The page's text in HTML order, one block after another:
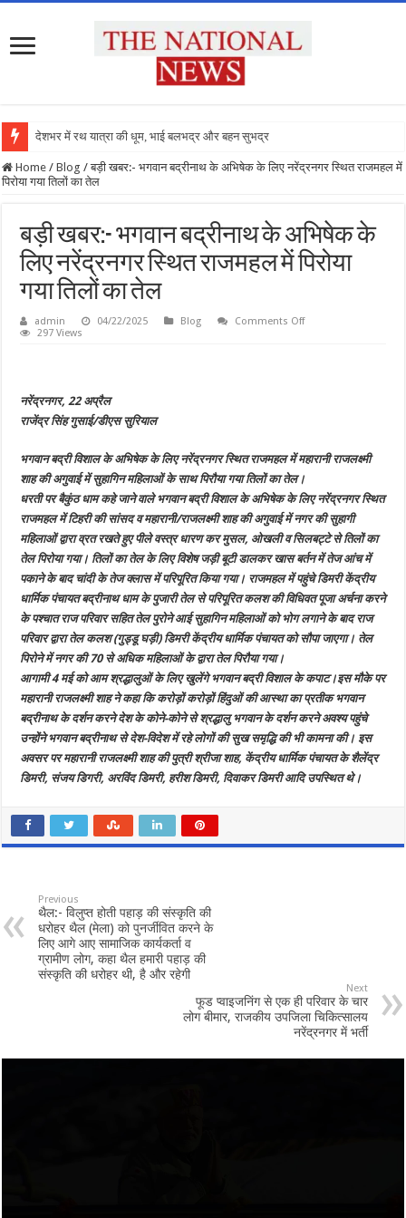
देशभर में रथ यात्रा की धूम, भाई बलभद्र और बहन सुभद्रा के
Home / Blog / बड़ी खबर:- भगवान बद्रीनाथ के अभिषेक के लिए नरेंद्रनगर स्थित राजमहल में
पिरोया गया तिलों का तेल
बड़ी खबर:- भगवान बद्रीनाथ के अभिषेक के
लिए नरेंद्रनगर स्थित राजमहल में पिरोया
गया तिलों का तेल
admin 04/22/2025 Blog Comments Offon
राजमहल
में
पिरोया
तिलों
का
तेल
297 Views
नरेंद्रनगर, 22 अप्रैल
राजेंद्र सिंह गुसाई/डीएस सुरियाल
भगवान बद्री विशाल के अभिषेक के लिए नरेंद्रनगर स्थित राजमहल में महारानी राजलक्ष्मी
शाह की अगुवाई में सुहागिन महिलाओं के साथ पिरौया गया तिलों का तेल।
धरती पर बैकुंठ धाम कहे जाने वाले भगवान बद्री विशाल के अभिषेक के लिए नरेंद्रनगर स्थित
राजमहल में टिहरी की सांसद व महारानी/राजलक्ष्मी शाह की अगुवाई में नगर की सुहागी
महिलाओं द्वारा व्रत रखते हुए पीले वस्त्र धारण कर मुसल, ओखली व सिलबट्टे से तिलों का
तेल पिरोया गया। तिलों का तेल के लिए विशेष जड़ी बूटी डालकर खास बर्तन में तेज आंच में
पकाने के बाद चांदी के तेज क्लास में परिपूरित किया गया। राजमहल में पहुंचे डिमरी केंद्रीय
धार्मिक पंचायत बद्रीनाथ धाम के पुजारी तेल से परिपूरित कलश की विधिवत पूजा अर्चना करने
के पश्चात राज परिवार सहित तेल पुरोने आई सुहागिन महिलाओं को भोग लगाने के बाद राज
परिवार द्वारा तेल कलश (गुड्डू घड़ी) डिमरी केंद्रीय धार्मिक पंचायत को सौपा जाएगा। तेल
पिरोने में नगर की 70 से अधिक महिलाओं के द्वारा तेल पिरौया गया।
आगामी 4 मई को आम श्रद्धालुओं के लिए खुलेंगे भगवान बद्री विशाल के कपाट।इस मौके पर
महारानी राजलक्ष्मी शाह ने कहा कि करोड़ों करोड़ों हिंदुओं की आस्था का प्रतीक भगवान
बद्रीनाथ के दर्शन करने देश के कोने-कोने से श्रद्धालु भगवान के दर्शन करने अवश्य पहुंचे
उन्होंने भगवान बद्रीनाथ से देश-विदेश में रहे लोगों की सुख समृद्धि की भी कामना की। इस
अवसर पर महारानी राजलक्ष्मी शाह की पुत्री श्रीजा शाह, केंद्रीय धार्मिक पंचायत के शैलेंद्र
डिमरी, संजय डिगरी, अरविंद डिमरी, हरीश डिमरी, दिवाकर डिमरी आदि उपस्थित थे।
Previous
थैल:- विलुप्त होती पहाड़ की संस्कृति की
धरोहर थैल (मेला) को पुनर्जीवित करने के
लिए आगे आए सामाजिक कार्यकर्ता व
ग्रामीण लोग, कहा थैल हमारी पहाड़ की
संस्कृति की धरोहर थी, है और रहेगी
Next
फूड प्वाइजनिंग से एक ही परिवार के चार
लोग बीमार, राजकीय उपजिला चिकित्सालय
नरेंद्रनगर में भर्ती